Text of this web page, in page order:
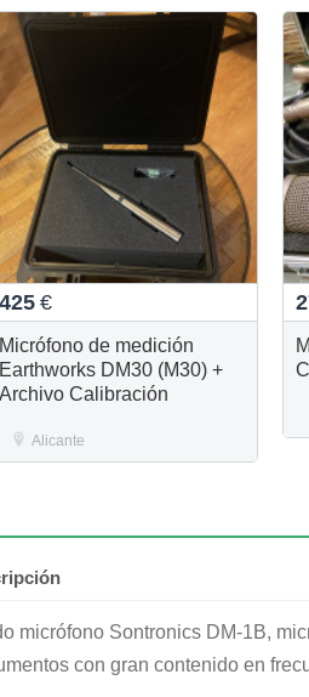
425 €
Micrófono de medición
Earthworks DM30 (M30) +
Archivo Calibración
Alicante
micrófono Sontronics DM-1B,
con gran contenido en